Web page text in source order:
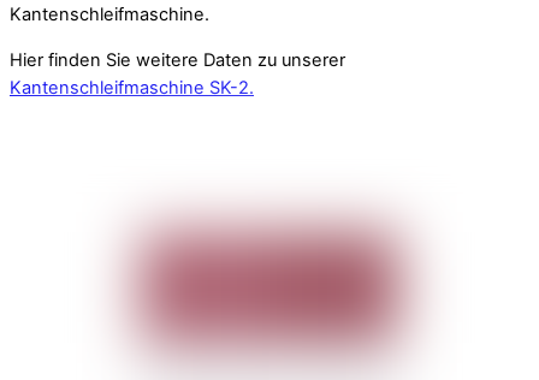
Kantenschleifmaschine.
Hier finden Sie weitere Daten zu unserer
Kantenschleifmaschine SK-2.